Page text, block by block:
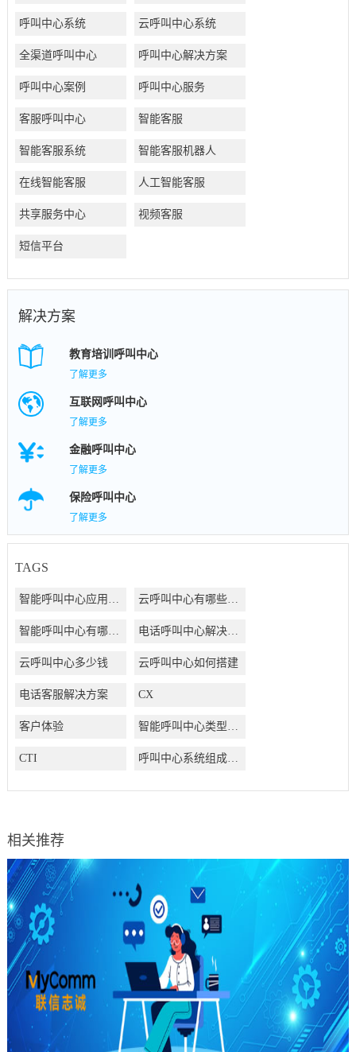
呼叫中心系统 云呼叫中心系统
全渠道呼叫中心 呼叫中心解决方案
呼叫中心案例 呼叫中心服务
客服呼叫中心 智能客服
智能客服系统 智能客服机器人
在线智能客服 人工智能客服
共享服务中心 视频客服
短信平台
解决方案
教育培训呼叫中心
了解更多
互联网呼叫中心
了解更多
金融呼叫中心
了解更多
保险呼叫中心
了解更多
TAGS
智能呼叫中心应用方案 云呼叫中心有哪些好处
智能呼叫中心有哪些好处 电话呼叫中心解决方案
云呼叫中心多少钱 云呼叫中心如何搭建
电话客服解决方案 CX
客户体验 智能呼叫中心类型有哪些
CTI 呼叫中心系统组成结构有哪些
相关推荐